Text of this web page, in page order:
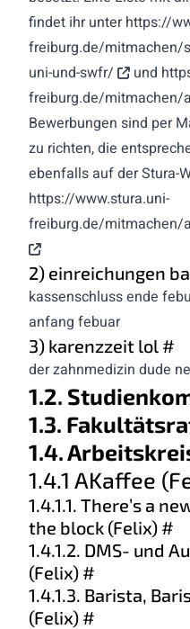
findet ihr unterhttps://
freiburg.de/mitmachen/
uni-und-swfr/
und
freiburg.de/mitmachen/
Bewerbungen sind per
zu richten, die
ebenfalls auf der Stura-
https://www.stura.uni-
freiburg.de/mitmachen/
2) einreichungen
kassenschluss ende
anfang febuar
3) karenzzeit lol #
der zahnmedizin dude
1.2.
1.3.
1.4.
1.4.1 AKaffee
1.4.1.1. There’s a
the block (Felix) #
1.4.1.2. DMS- und
(Felix) #
1.4.1.3. Barista,
(Felix) #